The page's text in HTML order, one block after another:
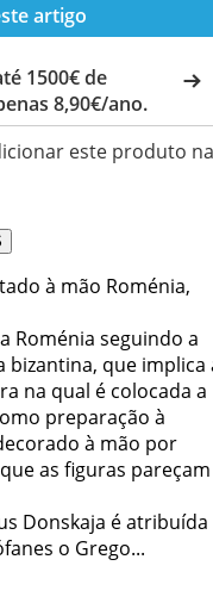
artigo
1500€ de
8,90€/ano.
este produto na
à mão Roménia,
Roménia seguindo a
que implica
na qual é colocada a
preparação à
à mão por
as figuras pareçam
Donskaja é atribuída
o Grego...